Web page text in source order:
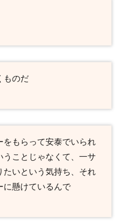
ものだ
をもらって安泰でいられ
うことじゃなくて、一サ
たいという気持ち、それ
に懸けているんで